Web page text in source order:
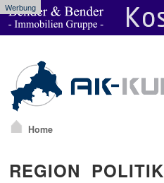
Werbung
Home
REGION POLITIK